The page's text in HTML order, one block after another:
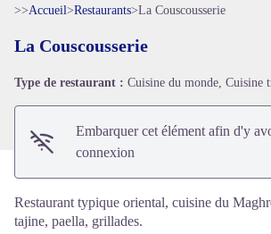
>>Accueil>Restaurants>La Couscousserie
La Couscousserie
Type de restaurant : Cuisine du monde, Cuisine
Embarquer cet élément afin d'y
connexion
Restaurant typique oriental, cuisine du
tajine, paella, grillades.